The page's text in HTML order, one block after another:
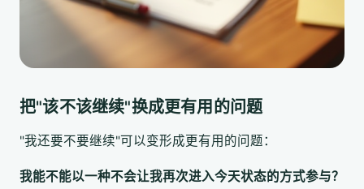
把"该不该继续"换成更有用的问题
"我还要不要继续"可以变形成更有用的问题：
我能不能以一种不会让我再次进入今天状态的方式参与？